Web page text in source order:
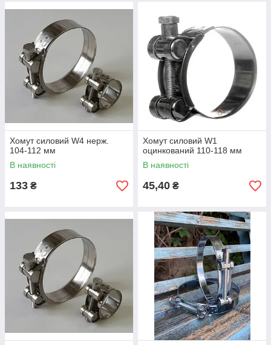
Хомут силовий W4 нерж.
104-112 мм
В наявності
133 ₴
Хомут силовий W1
оцинкований 110-118 мм
В наявності
45,40 ₴